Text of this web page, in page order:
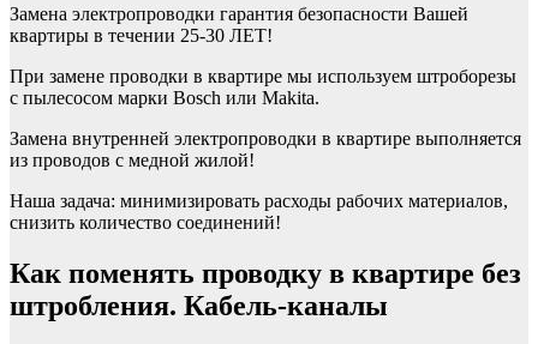
Замена электропроводки гарантия безопасности Вашей
квартиры в течении 25-30 ЛЕТ!
При замене проводки в квартире мы используем штроборезы
с пылесосом марки Bosch или Makita.
Замена внутренней электропроводки в квартире выполняется
из проводов с медной жилой!
Наша задача: минимизировать расходы рабочих материалов,
снизить количество соединений!
Как поменять проводку в квартире без
штробления. Кабель-каналы